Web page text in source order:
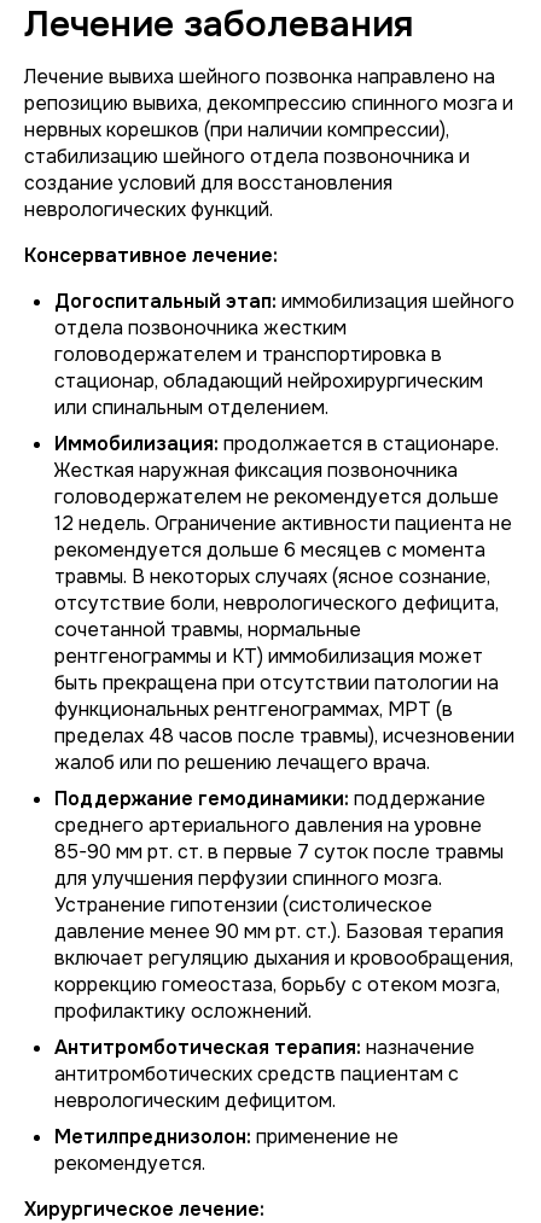
Лечение заболевания
Лечение вывиха шейного позвонка направлено на
репозицию вывиха, декомпрессию спинного мозга и
нервных корешков (при наличии компрессии),
стабилизацию шейного отдела позвоночника и
создание условий для восстановления
неврологических функций.
Консервативное лечение:
Догоспитальный этап: иммобилизация шейного
отдела позвоночника жестким
головодержателем и транспортировка в
стационар, обладающий нейрохирургическим
или спинальным отделением.
Иммобилизация: продолжается в стационаре.
Жесткая наружная фиксация позвоночника
головодержателем не рекомендуется дольше
12 недель. Ограничение активности пациента не
рекомендуется дольше 6 месяцев с момента
травмы. В некоторых случаях (ясное сознание,
отсутствие боли, неврологического дефицита,
сочетанной травмы, нормальные
рентгенограммы и КТ) иммобилизация может
быть прекращена при отсутствии патологии на
функциональных рентгенограммах, МРТ (в
пределах 48 часов после травмы), исчезновении
жалоб или по решению лечащего врача.
Поддержание гемодинамики: поддержание
среднего артериального давления на уровне
85-90 мм рт. ст. в первые 7 суток после травмы
для улучшения перфузии спинного мозга.
Устранение гипотензии (систолическое
давление менее 90 мм рт. ст.). Базовая терапия
включает регуляцию дыхания и кровообращения,
коррекцию гомеостаза, борьбу с отеком мозга,
профилактику осложнений.
Антитромботическая терапия: назначение
антитромботических средств пациентам с
неврологическим дефицитом.
Метилпреднизолон: применение не
рекомендуется.
Хирургическое лечение: